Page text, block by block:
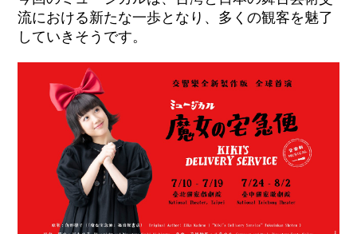
流における新たな一歩となり、多くの観客を魅了
していきそうです。